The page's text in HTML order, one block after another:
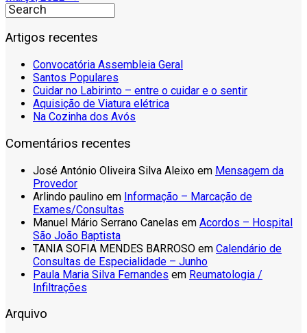
Artigos recentes
Convocatória Assembleia Geral
Santos Populares
Cuidar no Labirinto – entre o cuidar e o sentir
Aquisição de Viatura elétrica
Na Cozinha dos Avós
Comentários recentes
José António Oliveira Silva Aleixo em Mensagem da
Provedor
Arlindo paulino em Informação – Marcação de
Exames/Consultas
Manuel Mário Serrano Canelas em Acordos – Hospital
São João Baptista
TANIA SOFIA MENDES BARROSO em Calendário de
Consultas de Especialidade – Junho
Paula Maria Silva Fernandes em Reumatologia /
Infiltrações
Arquivo